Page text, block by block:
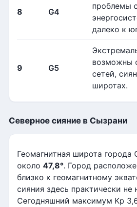
8 G4
проблемы с
далеко к
9 G5
возможны
сетей,
широтах.
Северное сияние в Сызрани
Геомагнитная широта
около 47,8°. Город
близко к геомагнитному
сияния здесь практически не
Сегодняшний максимум Kp